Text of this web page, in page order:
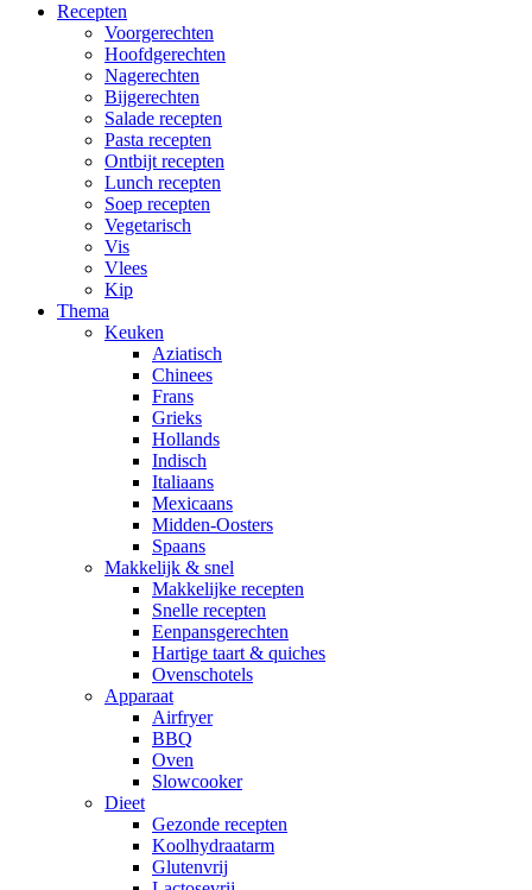
Recepten
Voorgerechten
Hoofdgerechten
Nagerechten
Bijgerechten
Salade recepten
Pasta recepten
Ontbijt recepten
Lunch recepten
Soep recepten
Vegetarisch
Vis
Vlees
Kip
Thema
Keuken
Aziatisch
Chinees
Frans
Grieks
Hollands
Indisch
Italiaans
Mexicaans
Midden-Oosters
Spaans
Makkelijk & snel
Makkelijke recepten
Snelle recepten
Eenpansgerechten
Hartige taart & quiches
Ovenschotels
Apparaat
Airfryer
BBQ
Oven
Slowcooker
Dieet
Gezonde recepten
Koolhydraatarm
Glutenvrij